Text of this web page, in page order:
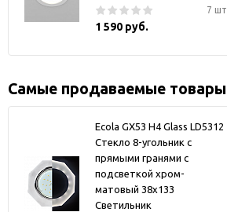
7 шт
1 590 руб.
Самые продаваемые товары
Ecola GX53 H4 Glass LD5312
Стекло 8-угольник с
прямыми гранями с
подсветкой хром-
матовый 38x133
Светильник